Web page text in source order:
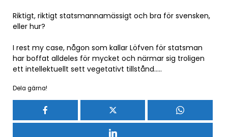
Riktigt, riktigt statsmannamässigt och bra för svensken,
eller hur?
I rest my case, någon som kallar Löfven för statsman
har boffat alldeles för mycket och närmar sig troligen
ett intellektuellt sett vegetativt tillstånd…..
Dela gärna!